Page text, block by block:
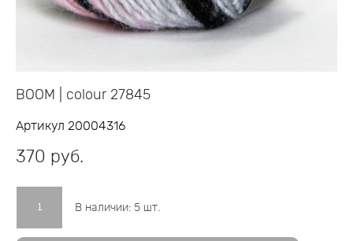
BOOM | colour 27845
Артикул 20004316
370 pуб.
В наличии: 5 шт.